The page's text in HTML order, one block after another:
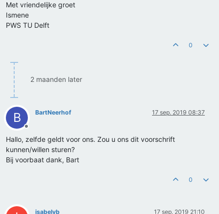
Met vriendelijke groet
Ismene
PWS TU Delft
0
2 maanden later
B
Offline
BartNeerhof 17 sep. 2019 08:37
Hallo, zelfde geldt voor ons. Zou u ons dit voorschrift
kunnen/willen sturen?
Bij voorbaat dank, Bart
0
isabelvb 17 sep. 2019 21:10